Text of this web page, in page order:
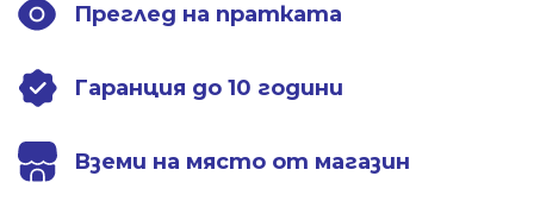
Преглед на пратката
Гаранция до 10 години
Вземи на място от магазин